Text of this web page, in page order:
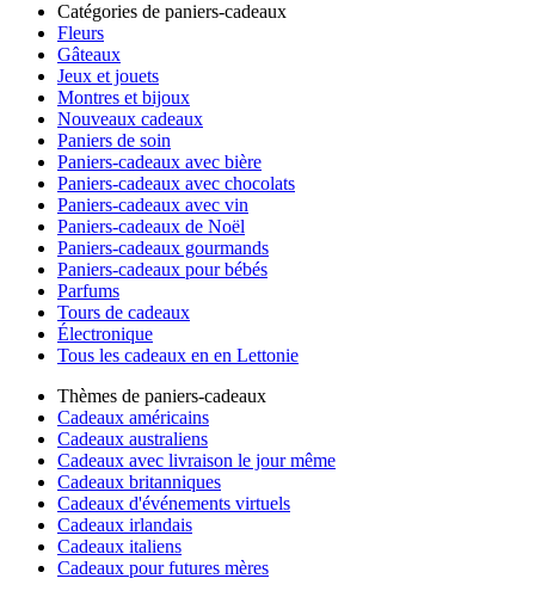
Catégories de paniers-cadeaux
Fleurs
Gâteaux
Jeux et jouets
Montres et bijoux
Nouveaux cadeaux
Paniers de soin
Paniers-cadeaux avec bière
Paniers-cadeaux avec chocolats
Paniers-cadeaux avec vin
Paniers-cadeaux de Noël
Paniers-cadeaux gourmands
Paniers-cadeaux pour bébés
Parfums
Tours de cadeaux
Électronique
Tous les cadeaux en en Lettonie
Thèmes de paniers-cadeaux
Cadeaux américains
Cadeaux australiens
Cadeaux avec livraison le jour même
Cadeaux britanniques
Cadeaux d'événements virtuels
Cadeaux irlandais
Cadeaux italiens
Cadeaux pour futures mères